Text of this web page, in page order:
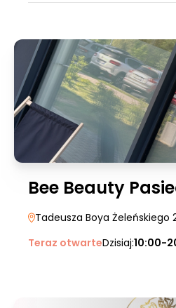
Bee Beauty
Tadeusza Boya Żeleńskiego
Teraz otwarteDzisiaj:10:00-